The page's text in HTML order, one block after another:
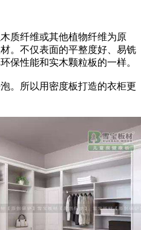
纤维或其他植物纤维为原
。不仅表面的平整度好、易铣
保性能和实木颗粒板的一样。
所以用密度板打造的衣柜更